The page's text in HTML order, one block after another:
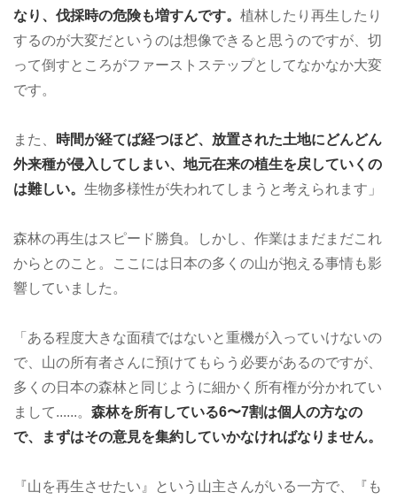
なり、伐採時の危険も増すんです。 植林したり再生したり
するのが大変だというのは想像できると思うのですが、切
って倒すところがファーストステップとしてなかなか大変
です。
また、
時間が経てば経つほど、放置された土地にどんどん
外来種が侵入してしまい、地元在来の植生を戻していくの
は難しい。 生物多様性が失われてしまうと考えられます」
森林の再生はスピード勝負。しかし、作業はまだまだこれ
からとのこと。ここには日本の多くの山が抱える事情も影
響していました。
「ある程度大きな面積ではないと重機が入っていけないの
で、山の所有者さんに預けてもらう必要があるのですが、
多くの日本の森林と同じように細かく所有権が分かれてい
まして......。 森林を所有している6〜7割は個人の方なの
で、まずはその意見を集約していかなければなりません。
『山を再生させたい』という山主さんがいる一方で、『も